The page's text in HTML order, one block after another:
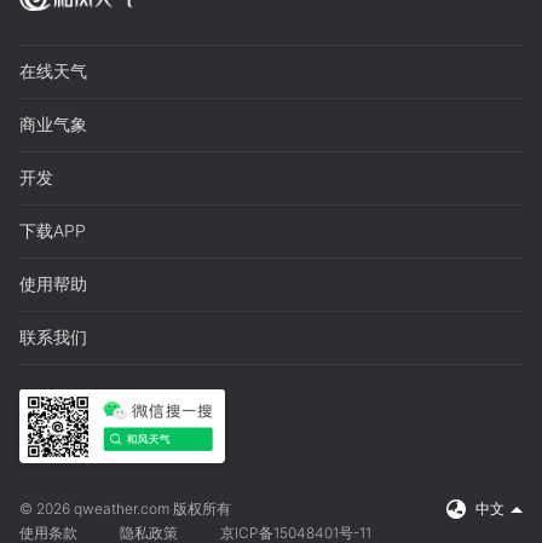
在线天气
商业气象
开发
下载APP
使用帮助
联系我们
© 2026 qweather.com 版权所有
中文
使用条款
隐私政策 京ICP备15048401号-11